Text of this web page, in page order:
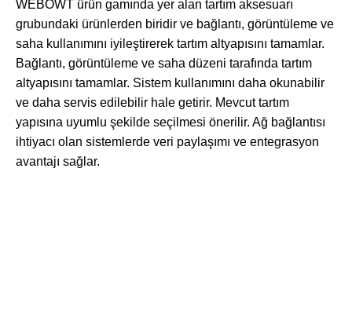
WEBOWT ürün gamında yer alan tartım aksesuarı
grubundaki ürünlerden biridir ve bağlantı, görüntüleme ve
saha kullanımını iyileştirerek tartım altyapısını tamamlar.
Bağlantı, görüntüleme ve saha düzeni tarafında tartım
altyapısını tamamlar. Sistem kullanımını daha okunabilir
ve daha servis edilebilir hale getirir. Mevcut tartım
yapısına uyumlu şekilde seçilmesi önerilir. Ağ bağlantısı
ihtiyacı olan sistemlerde veri paylaşımı ve entegrasyon
avantajı sağlar.